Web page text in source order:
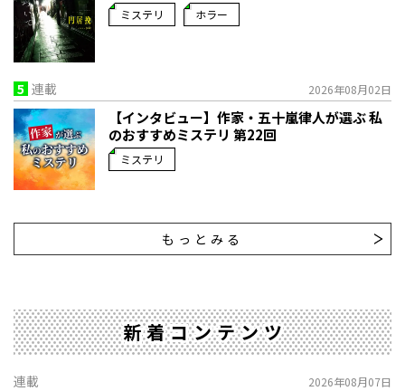
ミステリ ホラー
5 連載 2026年08月02日
【インタビュー】作家・五十嵐律人が選ぶ 私
のおすすめミステリ 第22回
ミステリ
もっとみる
新着コンテンツ
連載 2026年08月07日